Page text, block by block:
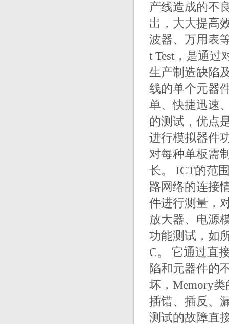
产线造成的不
出，大大提高
波器、万用表
t Test，是通过
生产制造缺陷
线的单个元器
单、快捷迅速
的测试，优点
进行模拟器件
对每种单板需
长。 ICT的范
路网络的连接
件进行测量，
放大器、电源
功能测试，如
C。 它通过直
陷和元器件的
坏，Memory
插错、插反、
测试的故障直